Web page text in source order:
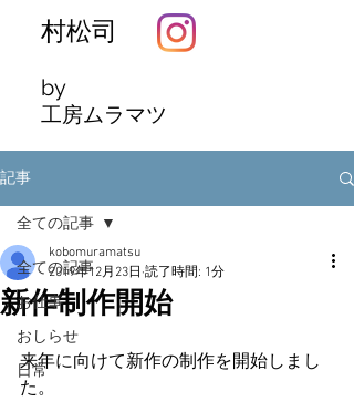
村松司
by
工房ムラマツ
記事
全ての記事
お仕事
おしらせ
日常
全ての記事
新作制作開始
kobomuramatsu
2019年12月23日 読了時間: 1分
来年に向けて新作の制作を開始しまし
た。